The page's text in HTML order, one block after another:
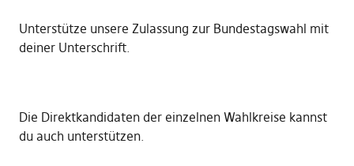
Unterstütze unsere Zulassung zur Bundestagswahl mit
deiner Unterschrift.
Die Direktkandidaten der einzelnen Wahlkreise kannst
du auch unterstützen.